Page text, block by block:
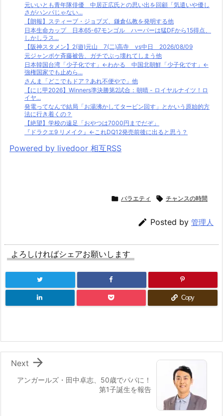
元いいとも青年隊俳優 中居正広氏との思い出を回顧「気遣いや優し
さがハンパじゃない...
【朗報】スティーブ・ジョブズ、鎌倉仏教を発明する他
日本生命カップ 日本65-67モンゴル ハーパーは猛DFから15得点、
しかしラス...
【阪神スタメン】2(遊)元山 7(二)高寺 vs中日 2026/08/09
元ジャンポケ斉藤被告、ガチでぶっ壊れてしまう他
日本韓国台湾「少子化です」←わかる 中国北朝鮮「少子化です」←
強権国家でも止めら...
さんま「どこでもドア？あれ不便やで」他
【にじ甲2026】Winners準決勝第2試合：朝晴 - ロイヤルナイツ！ロ
イヤ...
発電ってなんで結局「お湯沸かしてタービン回す」とかいう原始的方
法に行き着くの？
【絶望】学校の遠足「おやつは7000円までだぞ」
『ドラクエ9 リメイク』←これDQ12発売前後に出ると思う？
Powered by livedoor 相互RSS
 バラエティ  チャンスの時間
 Posted by 管理人
よろしければシェアお願いします
Copy
アンガールズ・田中卓志、50歳でパパに！
第1子誕生を報告

Next